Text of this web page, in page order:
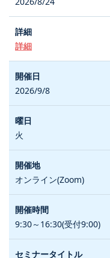
詳細
2026/9/8
火
オンライン(Zoom)
9:30～16:30(受付9:00)